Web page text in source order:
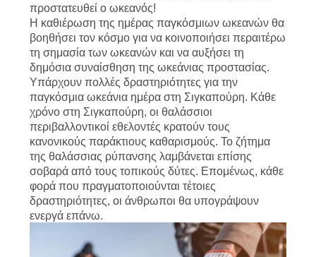
προστατευθεί ο ωκεανός!
Η καθιέρωση της ημέρας παγκόσμιων ωκεανών θα
βοηθήσει τον κόσμο για να κοινοποιήσει περαιτέρω
τη σημασία των ωκεανών και να αυξήσει τη
δημόσια συναίσθηση της ωκεάνιας προστασίας.
Υπάρχουν πολλές δραστηριότητες για την
παγκόσμια ωκεάνια ημέρα στη Σιγκαπούρη. Κάθε
χρόνο στη Σιγκαπούρη, οι θαλάσσιοι
περιβαλλοντικοί εθελοντές κρατούν τους
κανονικούς παράκτιους καθαρισμούς. Το ζήτημα
της θαλάσσιας ρύπανσης λαμβάνεται επίσης
σοβαρά από τους τοπικούς δύτες. Επομένως, κάθε
φορά που πραγματοποιούνται τέτοιες
δραστηριότητες, οι άνθρωποι θα υπογράψουν
ενεργά επάνω.